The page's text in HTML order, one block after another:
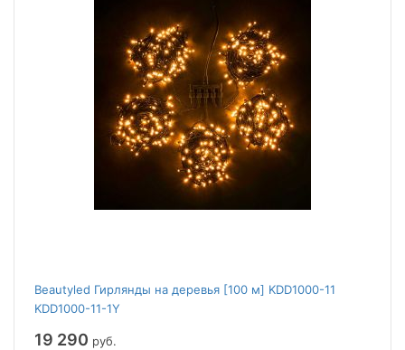
Beautyled Гирлянды на деревья [100 м] KDD1000-11
KDD1000-11-1Y
19 290 руб.